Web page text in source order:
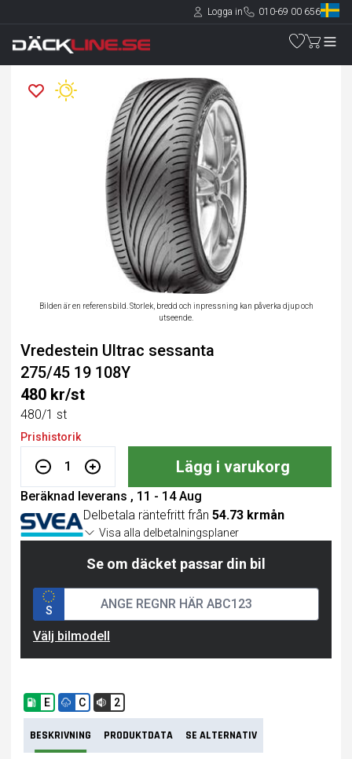
Logga in 010-69 00 656
Bilden är en referensbild. Storlek, bredd och inpressning kan påverka djup och
utseende.
Vredestein Ultrac sessanta
275/45 19 108Y
480 kr/st
480/1 st
Prishistorik
1 Lägg i varukorg
Beräknad leverans , 11 - 14 Aug
Delbetala räntefritt från 54.73 krmån
Visa alla delbetalningsplaner
Se om däcket passar din bil
S
Välj bilmodell
E C 2
BESKRIVNING PRODUKTDATA SE ALTERNATIV